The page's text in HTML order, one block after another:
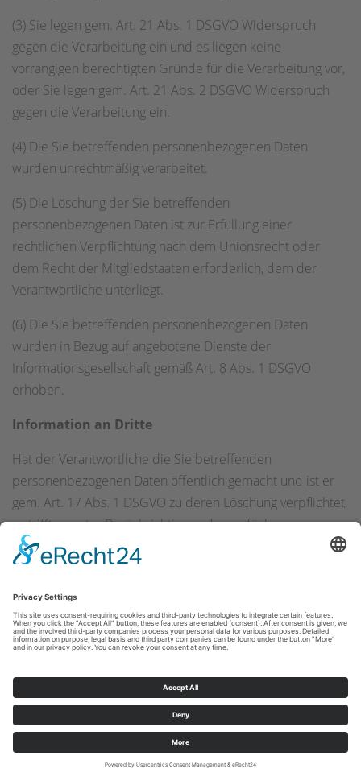
(3) Sie legen gem. Art. 21 Abs. 1 DSGVO Widerspruch
gegen die Verarbeitung ein und es liegen keine
vorrangigen berechtigten Gründe für die Verarbeitung vor,
oder Sie legen gem. Art. 21 Abs. 2 DSGVO Widerspruch
gegen die Verarbeitung ein.
(4) Die Sie betreffenden personenbezogenen Daten
wurden unrechtmäßig verarbeitet.
(5) Die Löschung der Sie betreffenden
personenbezogenen Daten ist zur Erfüllung einer
rechtlichen Verpflichtung nach dem Unionsrecht oder
dem Recht der Mitgliedstaaten erforderlich, dem der
Verantwortliche unterliegt.
(6) Die Sie betreffenden personenbezogenen Daten
wurden in Bezug auf angebotene Dienste der
Informationsgesellschaft gemäß Art. 8 Abs. 1 DSGVO
erhoben.
Information an Dritte
Hat der Verantwortliche die Sie betreffenden
personenbezogenen Daten öffentlich gemacht und ist er
gem. Art. 17 Abs. 1 DSGVO zu deren Löschung verpflichtet,
so trifft er unter Berücksichtigung der verfügbaren
Technologie und der Implementierungskosten
angemessene Maßnahmen, auch technischer Art, um für
die Datenverarbeitung Verantwortliche, die die
personenbezogenen Daten verarbeiten, darüber zu
informieren, dass Sie als betroffene Person von ihnen die
Löschung aller Links zu diesen personenbezogenen Daten
oder von Kopien oder Replikationen dieser
personenbezogenen Daten verlangt haben.
Das Recht auf Löschung besteht nicht, soweit die
Verarbeitung erforderlich ist